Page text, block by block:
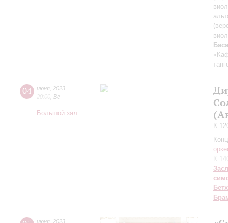
04 июня 2023
20:00 Вс
Большой зал
К
К
июня 2023